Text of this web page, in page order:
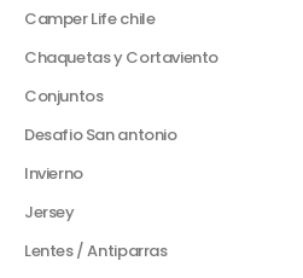
Camper Life chile
Chaquetas y Cortaviento
Conjuntos
Desafio San antonio
Invierno
Jersey
Lentes / Antiparras